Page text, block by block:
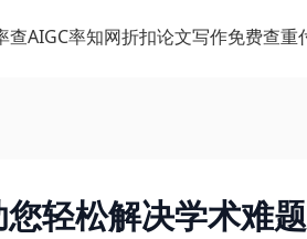
查AIGC率知网折扣论文写作免费查重
轻松解决学术难题